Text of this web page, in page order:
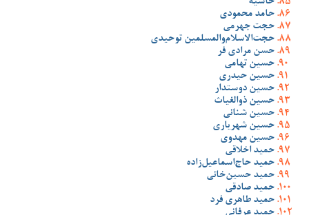
حاشیه
حامد محمودی
حجت جهرمی
حجت‌الاسلام‌والمسلمین توحیدی
حسن مرادی فر
حسین تهامی
حسین حیدری
حسین دوستدار
حسین ذوالغیاث
حسین شنانی
حسین شهریاری
حسین مهدوی
حمید اخلاقی
حمید حاج‌اسماعیل‌زاده
حمید حسین‌خانی
حمید صادقی
حمید طاهری فرد